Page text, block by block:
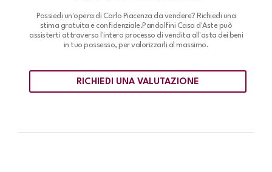
Possiedi un'opera di Carlo Piacenza da vendere? Richiedi una
stima gratuita e confidenziale.Pandolfini Casa d'Aste può
assisterti attraverso l'intero processo di vendita all'asta dei beni
in tuo possesso, per valorizzarli al massimo.
RICHIEDI UNA VALUTAZIONE